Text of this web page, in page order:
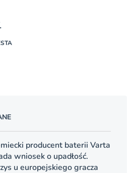
producent baterii Varta
wniosek o upadłość.
u europejskiego gracza